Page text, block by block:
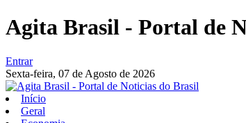
Agita Brasil - Portal de
Entrar
Sexta-feira, 07 de Agosto de 2026
Início
Geral